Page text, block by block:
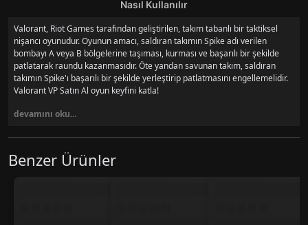
Nasıl Kullanılır
Valorant, Riot Games tarafından geliştirilen, takım tabanlı bir taktiksel
nişancı oyunudur. Oyunun amacı, saldıran takımın Spike adı verilen
bombayı A veya B bölgelerine taşıması, kurması ve başarılı bir şekilde
patlatarak raundu kazanmasıdır. Öte yandan savunan takım, saldıran
takımın Spike'ı başarılı bir şekilde yerleştirip patlatmasını engellemelidir.
Valorant VP Satın Al oyun keyfini katla!
devamını oku...
Benzer Ürünler